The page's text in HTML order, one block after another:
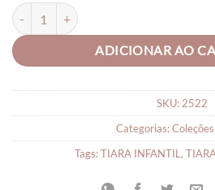
Tiara Infantil Pompom quantidade
ADICIONAR AO
SKU: 2522
Categorias:Coleções,
Tags:TIARA INFANTIL ,